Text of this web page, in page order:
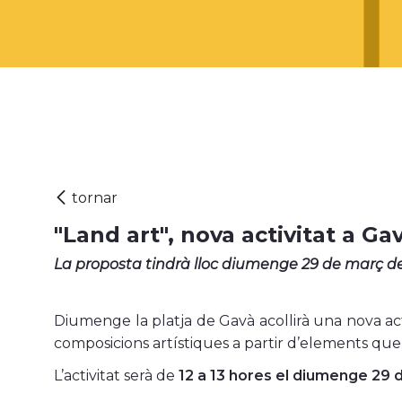
"Land art", nova activitat a
La proposta tindrà lloc diumenge 29 de març de
Diumenge la platja de Gavà acollirà una nova
composicions artístiques a partir d’elements
L’activitat serà de 12 a 13 hores el diumenge 29